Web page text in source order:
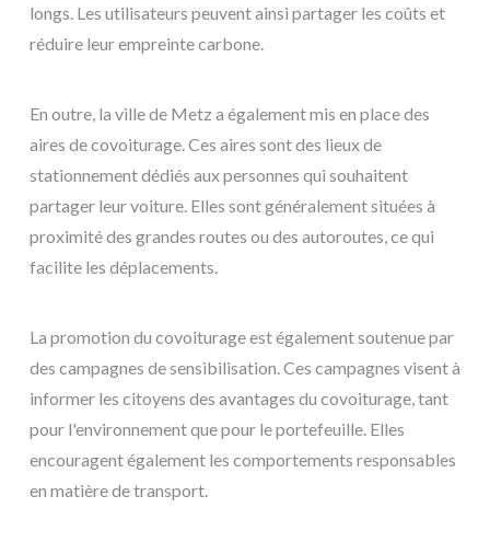
longs. Les utilisateurs peuvent ainsi partager les coûts et
réduire leur empreinte carbone.
En outre, la ville de Metz a également mis en place des
aires de covoiturage. Ces aires sont des lieux de
stationnement dédiés aux personnes qui souhaitent
partager leur voiture. Elles sont généralement situées à
proximité des grandes routes ou des autoroutes, ce qui
facilite les déplacements.
La promotion du covoiturage est également soutenue par
des campagnes de sensibilisation. Ces campagnes visent à
informer les citoyens des avantages du covoiturage, tant
pour l'environnement que pour le portefeuille. Elles
encouragent également les comportements responsables
en matière de transport.